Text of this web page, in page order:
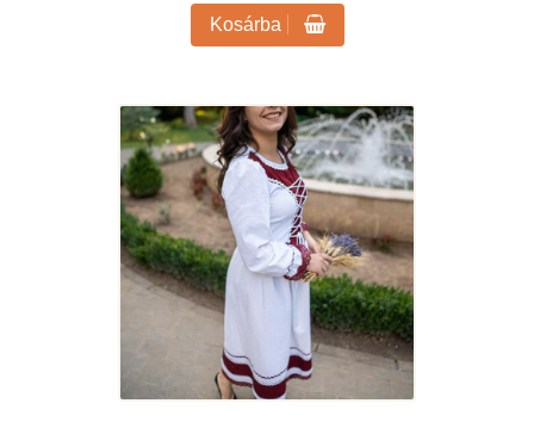
Kosárba